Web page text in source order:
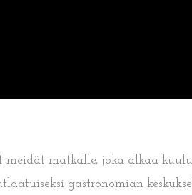
meidät matkalle, joka alkaa
gastronomian